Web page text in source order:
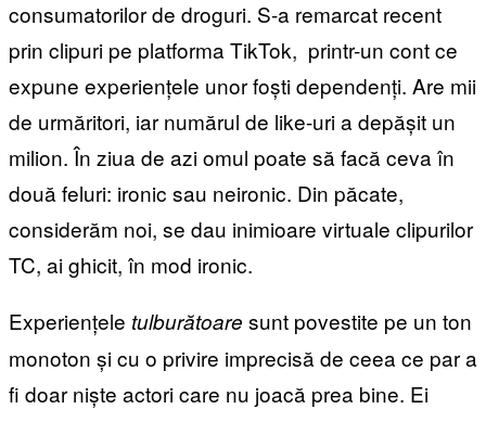
consumatorilor de droguri. S-a remarcat recent
prin clipuri pe platforma TikTok, printr-un cont ce
expune experiențele unor foști dependenți. Are mii
de urmăritori, iar numărul de like-uri a depășit un
milion. În ziua de azi omul poate să facă ceva în
două feluri: ironic sau neironic. Din păcate,
considerăm noi, se dau inimioare virtuale clipurilor
TC, ai ghicit, în mod ironic.
Experiențele tulburătoare sunt povestite pe un ton
monoton și cu o privire imprecisă de ceea ce par a
fi doar niște actori care nu joacă prea bine. Ei